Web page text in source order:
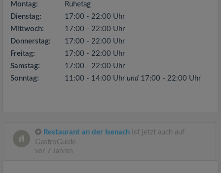
Montag:
Ruhetag
Dienstag:
17:00 - 22:00 Uhr
Mittwoch:
17:00 - 22:00 Uhr
Donnerstag:
17:00 - 22:00 Uhr
Freitag:
17:00 - 22:00 Uhr
Samstag:
17:00 - 22:00 Uhr
Sonntag:
11:00 - 14:00 Uhr und 17:00 - 22:00 Uhr
Restaurant an der Isenach ist jetzt auch auf
GastroGuide
vor 7 Jahren